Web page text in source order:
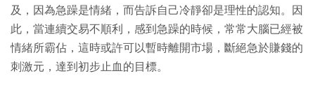
及，因為急躁是情緒，而告訴自己冷靜卻是理性的認知。因
此，當連續交易不順利，感到急躁的時候，常常大腦已經被
情緒所霸佔，這時或許可以暫時離開市場，斷絕急於賺錢的
刺激元，達到初步止血的目標。